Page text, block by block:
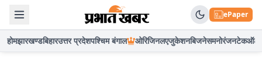
ePaper
होमझारखण्डबिहारउत्तर प्रदेशपश्चिम बंगाल ओरिजिनलएजुकेशनबिजनेसमनोरंजनटेकऑटो